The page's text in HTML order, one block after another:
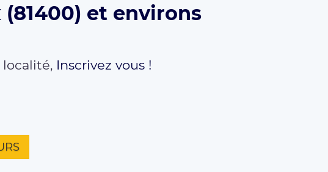
et environs
localité, Inscrivez vous !